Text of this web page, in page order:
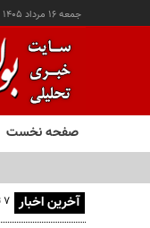
جمعه ۱۶ مرداد ۱۴۰۵
صفحه نخست
آخرین اخبار ۷ توصیه برای آغاز نویسندگی